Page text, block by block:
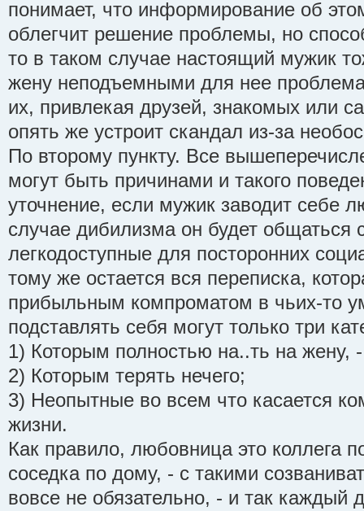
понимает, что информирование об
облегчит решение проблемы, но
то в таком случае настоящий мужик
жену неподъемными для нее
их, привлекая друзей, знакомых или
опять же устроит скандал из-за
По второму пункту. Все
могут быть причинами и такого
уточнение, если мужик заводит себе
случае дибилизма он будет общаться
легкодоступные для посторонних
тому же остается вся переписка,
прибыльным компроматом в чьих-то
подставлять себя могут только три
1) Которым полностью на..ть на жену,
2) Которым терять нечего;
3) Неопытные во всем что касается
жизни.
Как правило, любовница это коллега
соседка по дому, - с такими
вовсе не обязательно, - и так каждый